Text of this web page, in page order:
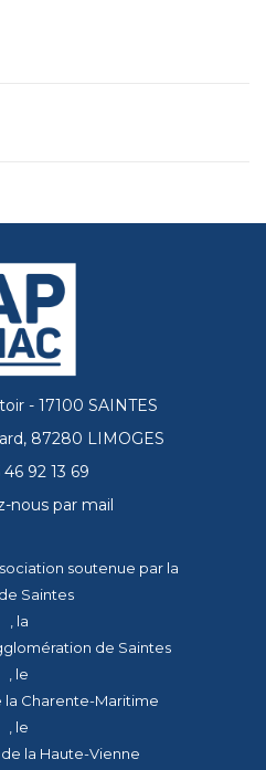
- 17100 SAINTES
87280 LIMOGES
46 92 13 69
nous par mail
soutenue par la
Saintes
, la
de Saintes
, le
Charente-Maritime
, le
la Haute-Vienne